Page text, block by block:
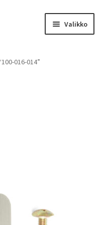
Valikko
016-014”